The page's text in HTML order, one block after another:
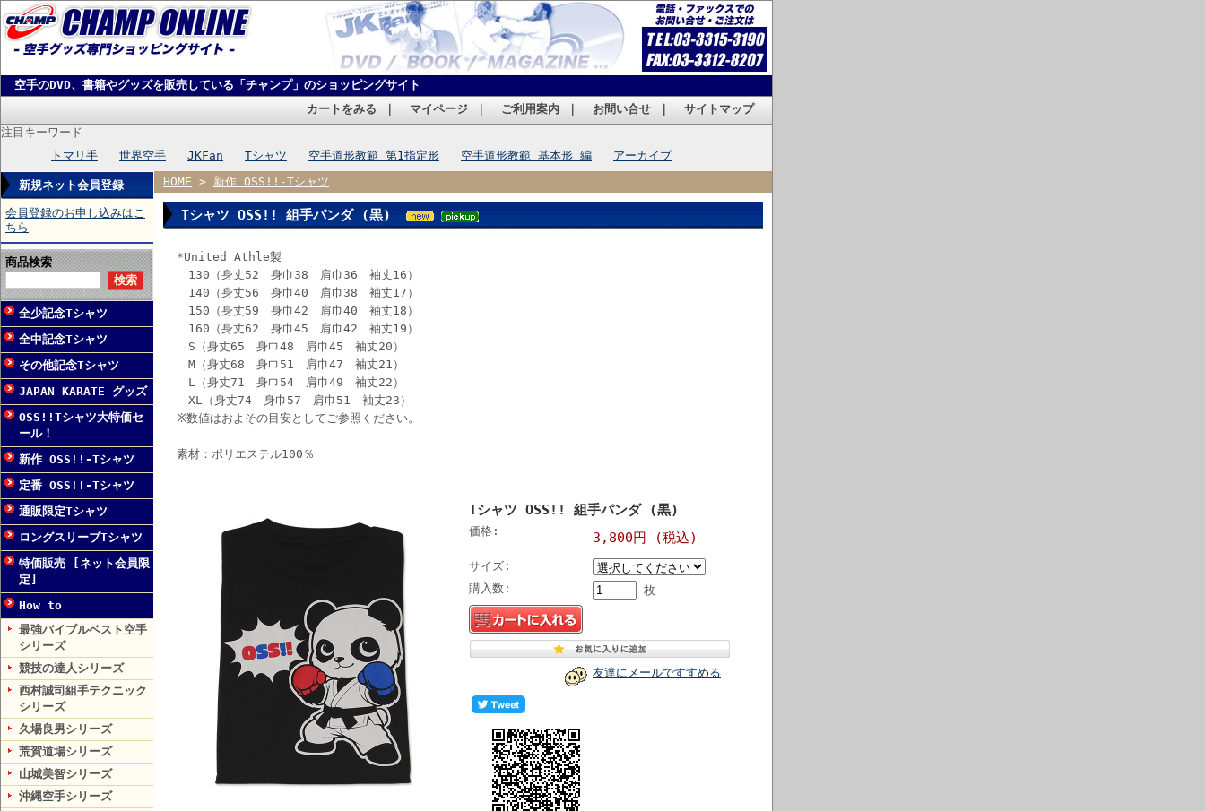
空手のDVD、書籍やグッズを販売している「チャンプ」のショッピングサイト
カートをみる
マイページ ご利用案内 お問い合せ
サイトマップ
注目キーワード
トマリ手
世界空手 JKFan Tシャツ 空手道形教範 第1指定形 空手道形教範 基本形 編 アーカイブ
新規ネット会員登録
会員登録のお申し込みはこ
ちら
商品検索
全少記念Tシャツ
全中記念Tシャツ
その他記念Tシャツ
JAPAN KARATE グッズ
OSS!!Tシャツ大特価セ
ール！
新作 OSS!!-Tシャツ
定番 OSS!!-Tシャツ
通販限定Tシャツ
ロングスリーブTシャツ
特価販売 [ネット会員限
定]
How to
最強バイブルベスト空手
シリーズ
競技の達人シリーズ
西村誠司組手テクニック
シリーズ
久場良男シリーズ
荒賀道場シリーズ
山城美智シリーズ
沖縄空手シリーズ
HOME > 新作 OSS!!-Tシャツ
Tシャツ OSS!! 組手パンダ (黒)
*United Athle製
130（身丈52 身巾38 肩巾36 袖丈16）
140（身丈56 身巾40 肩巾38 袖丈17）
150（身丈59 身巾42 肩巾40 袖丈18）
160（身丈62 身巾45 肩巾42 袖丈19）
S（身丈65 身巾48 肩巾45 袖丈20）
M（身丈68 身巾51 肩巾47 袖丈21）
L（身丈71 身巾54 肩巾49 袖丈22）
XL（身丈74 身巾57 肩巾51 袖丈23）
※数値はおよその目安としてご参照ください。
素材：ポリエステル100％
Tシャツ OSS!! 組手パンダ (黒)
価格: 3,800円 (税込)
サイズ:
購入数:
枚
友達にメールですすめる